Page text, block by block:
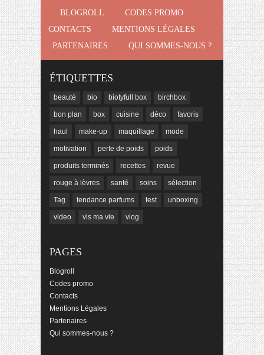
BLOGROLL
CODES PROMO
CONTACTS
MENTIONS LÉGALES
PARTENAIRES
QUI SOMMES-NOUS ?
ÉTIQUETTES
beauté bio biotyfull box birchbox
bon plan box cuisine déco favoris
haul make-up maquillage mode
motivation perte de poids poids
produits terminés recettes revue
rouge à lèvres santé soins sélection
Tag tendance parfums test unboxing
video vis ma vie vlog
PAGES
Blogroll
Codes promo
Contacts
Mentions Légales
Partenaires
Qui sommes-nous ?